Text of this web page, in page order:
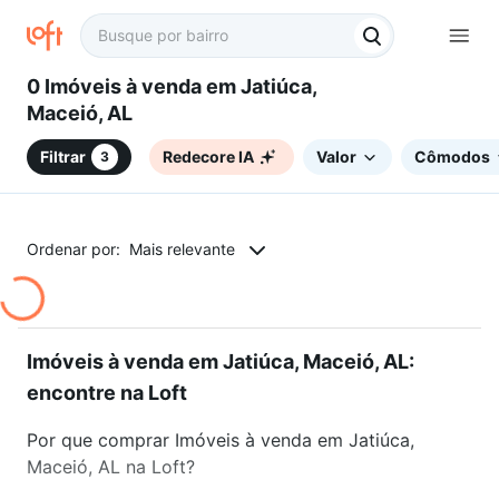
0 Imóveis à venda em Jatiúca,
Maceió, AL
Filtrar 3 Redecore IA Valor Cômodos
Ordenar por: Mais relevante
Imóveis à venda em Jatiúca, Maceió, AL:
encontre na Loft
Por que comprar Imóveis à venda em Jatiúca,
Maceió, AL na Loft?